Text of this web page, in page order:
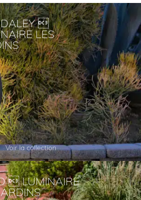

LES
Voir la collection
 LUMINAIRE